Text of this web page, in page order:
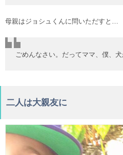
母親はジョシュくんに問いただすと…
ごめんなさい。だってママ、僕、
二人は大親友に